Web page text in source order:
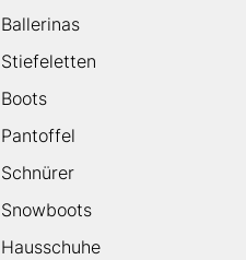
Ballerinas
Stiefeletten
Boots
Pantoffel
Schnürer
Snowboots
Hausschuhe